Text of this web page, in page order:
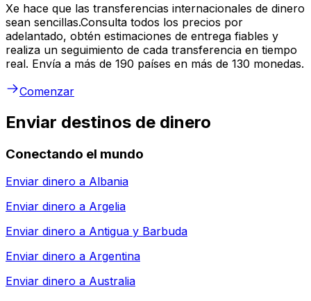
Xe hace que las transferencias internacionales de dinero
sean sencillas.Consulta todos los precios por
adelantado, obtén estimaciones de entrega fiables y
realiza un seguimiento de cada transferencia en tiempo
real. Envía a más de 190 países en más de 130 monedas.
Comenzar
Enviar destinos de dinero
Conectando el mundo
Enviar dinero a Albania
Enviar dinero a Argelia
Enviar dinero a Antigua y Barbuda
Enviar dinero a Argentina
Enviar dinero a Australia